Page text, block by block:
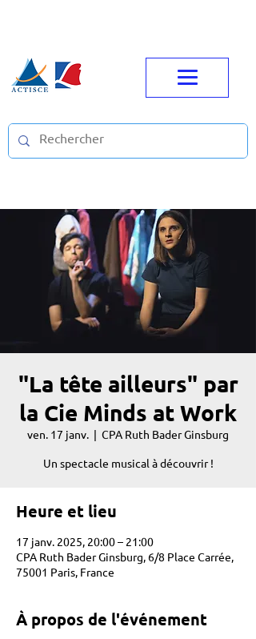
"La tête ailleurs" par
la Cie Minds at Work
ven. 17 janv.
  |
CPA Ruth Bader Ginsburg
Un spectacle musical à découvrir !
Heure et lieu
17 janv. 2025, 20:00 – 21:00
CPA Ruth Bader Ginsburg, 6/8 Place Carrée,
75001 Paris, France
À propos de l'événement